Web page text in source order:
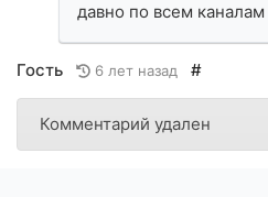
давно по всем
Гость 6 лет назад #
Комментарий удален